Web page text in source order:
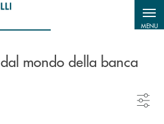
MENU
dal mondo della banca